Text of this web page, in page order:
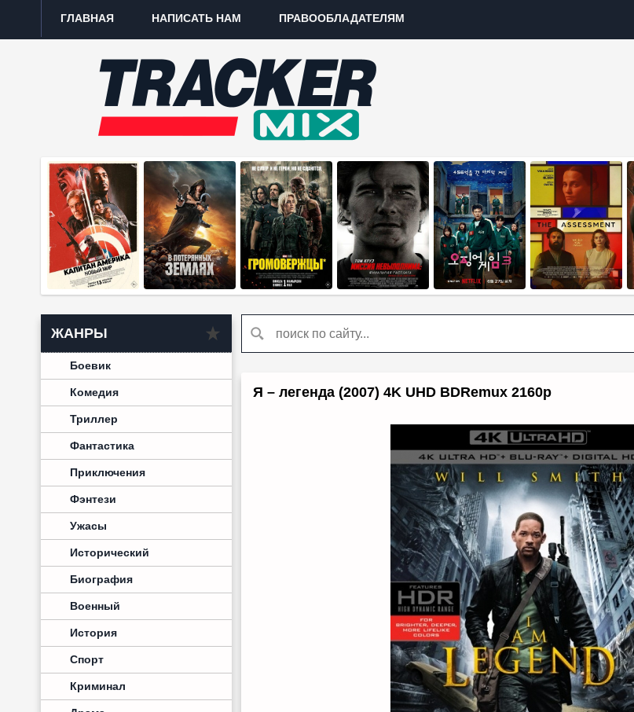
ГЛАВНАЯ НАПИСАТЬ НАМ ПРАВООБЛАДАТЕЛЯМ
ЖАНРЫ
Боевик
Комедия
Триллер
Фантастика
Приключения
Фэнтези
Ужасы
Исторический
Биография
Военный
История
Спорт
Криминал
Я – легенда (2007) 4K UHD BDRemux 2160p